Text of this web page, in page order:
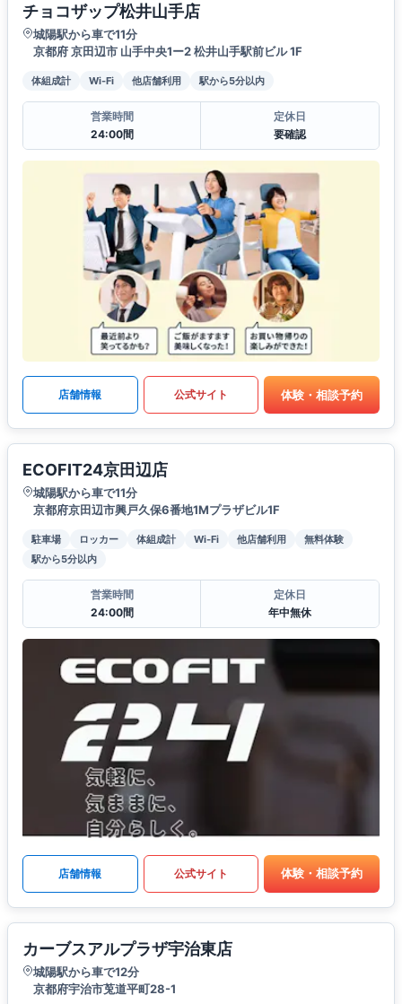
チョコザップ松井山手店
城陽駅から車で11分
京都府 京田辺市 山手中央1ー2 松井山手駅前ビル 1F
体組成計 Wi-Fi 他店舗利用 駅から5分以内
営業時間
24:00間
定休日
要確認
店舗情報 公式サイト 体験・相談予約
ECOFIT24京田辺店
城陽駅から車で11分
京都府京田辺市興戸久保6番地1Mプラザビル1F
駐車場 ロッカー 体組成計 Wi-Fi 他店舗利用
無料体験
駅から5分以内
営業時間
24:00間
定休日
年中無休
店舗情報 公式サイト 体験・相談予約
カーブスアルプラザ宇治東店
城陽駅から車で12分
京都府宇治市莵道平町28-1